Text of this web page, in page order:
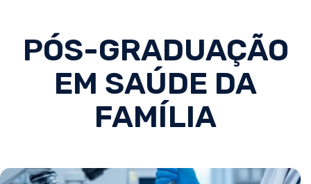
PÓS-GRADUAÇÃO
EM SAÚDE DA
FAMÍLIA